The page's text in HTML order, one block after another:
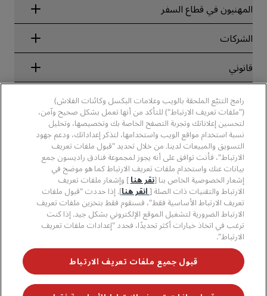
Radisson Rewards
ضمان أفضل سعر حجز عبر الإنترنت
Blog
الوجهات
تطبيق فنادق راديسون
الفنادق المعتمدة في مجال الرياضة
فنادق مناسبة للعائلات
الصحة والسلامة
المهنيون في قطاع السفر
الشركاء
الشركات
مجموعة فنادق راديسون
وسائل الإعلام
الوظائف، مجموعة فنادق PPHE
الوظائف في مجموعة فنادق EHL
The Club by RHG
فرص التنمية
الأعمال المسؤولة
المشتريات
قانوني
الإشعار القانوني
شروط برنامج Radisson Rewards وأحكامه
اتفاقية استخدام الموقع
سهولة التصفح الرقمي
بيان الرق ّ المعاصر
مساعدة
تنبيهات للمستهلكين
بيانات الاتصال
الأسئلة الشائعة
خريطة الموقع
وسائل التواصل الاجتماعي
علامات فنادق راديسون التجارية
لا تفوّت فرصة الحصول على أفضل عروضنا
رامج التتبّع الملحقة بالويب وعلامات البكسل وكائنات الفلاش)
("ملفات تعريف الارتباط") للتأكد من أنها تعمل بشكل صحيح وآمن،
لتحسين إعلاناتك وتجربة التصفح الخاصة بك وتخصيصها، وتحليل
نسبة استخدام مواقع الويب واستخدامها، لتذكر إعداداتك، ودعم جهود
التسويق والمبيعات لدينا. من خلال تحديد "قبول ملفات تعريف
الارتباط"، فأنت توافق على أنه يجوز لمجموعة فنادق راديسون جمع
بيانات عنك واستخدام ملفات تعريف الارتباط كما هو موضح في
إشعار الخصوصية الخاص بنا [نقر هنا ] وإشعار ملفات تعريف
الارتباط والتقنيات ذات الصلة [ انقر هنا]. إذا حددت "قبول ملفات
تعريف الارتباط الأساسية فقط"، فسنقوم فقط بتخزين ملفات تعريف
الارتباط الضرورية لتشغيل الموقع الإلكتروني بشكل جيد. إذا كنت
ترغب في اتخاذ خيارات أكثر تحديدًا، فحدد "إعدادات ملفات تعريف
الارتباط".
قبول جميع ملفات تعريف الارتباط